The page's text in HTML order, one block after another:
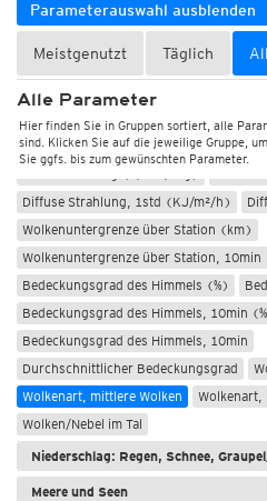
Parameterauswahl ausblenden
Meistgenutzt Täglich
Alle Parameter
Hier finden Sie in Gruppen sortiert, alle
sind. Klicken Sie auf die jeweilige Gruppe,
Sie ggfs. bis zum gewünschten Parameter.
Wolken, Sonnenschein,
Sonnenschein, 10min (min)
Sonnenstunden
Sonnenstunden
Sonnenschein, Sat-Analyse 1std (min)
Globalstrahlung, 10min (KJ/m²)
Diffuse Strahlung, 1std (KJ/m²/h)
Wolkenuntergrenze über Station (km)
Wolkenuntergrenze über Station,
Bedeckungsgrad des Himmels (%)
Bedeckungsgrad des Himmels, 10min
Bedeckungsgrad des Himmels, 10min
Durchschnittlicher Bedeckungsgrad
Wolkenart, mittlere Wolken
Wolkenart,
Wolken/Nebel im Tal
Niederschlag: Regen, Schnee,
Meere und Seen